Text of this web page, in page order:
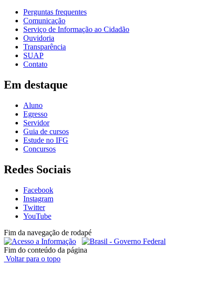
Perguntas frequentes
Comunicação
Serviço de Informação ao Cidadão
Ouvidoria
Transparência
SUAP
Contato
Em destaque
Aluno
Egresso
Servidor
Guia de cursos
Estude no IFG
Concursos
Redes Sociais
Facebook
Instagram
Twitter
YouTube
Fim da navegação de rodapé
Fim do conteúdo da página
Voltar para o topo